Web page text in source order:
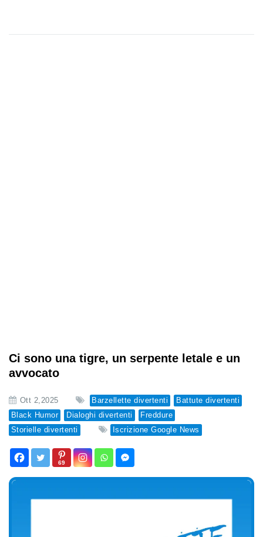
Ci sono una tigre, un serpente letale e un
avvocato
Ott 2,2025 Barzellette divertenti
Battute divertenti
Black Humor
Dialoghi divertenti
Freddure
Storielle divertenti
Iscrizione Google News
69